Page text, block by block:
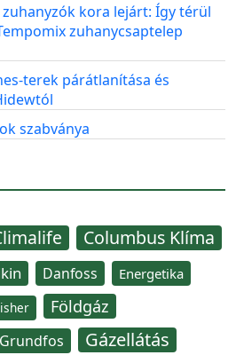
kora lejárt: Így térül
zuhanycsaptelep
terek párátlanítása és
szabványa
Columbus Klíma
Danfoss Energetika
Földgáz
Grundfos Gázellátás